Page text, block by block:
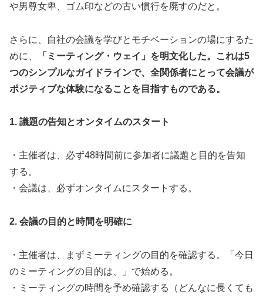
や男尊女卑、ゴム印などの古い慣行を廃すのだと。
さらに、自社の会議を学びとモチベーションの場にするた
めに、
「ミーティング・ウェイ」を明文化した。これは5
つのシンプルなガイドラインで、全関係者にとって会議が
ポジティブな体験になることを目指すものである。
1. 議題の告知とオンタイムのスタート
・主催者は、必ず48時間前に参加者に議題と目的を告知
する。
・会議は、必ずオンタイムにスタートする。
2. 会議の目的と時間を明確に
・主催者は、まずミーティングの目的を確認する。「今日
のミーティングの目的は、」で始める。
・ミーティングの時間を予め確認する（どんなに長くても